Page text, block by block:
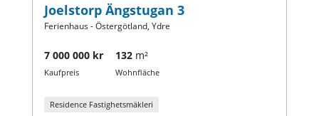
Joelstorp Ängstugan 3
Ferienhaus - Östergötland, Ydre
7 000 000 kr
Kaufpreis
132 m²
Wohnfläche
Residence Fastighetsmäkleri